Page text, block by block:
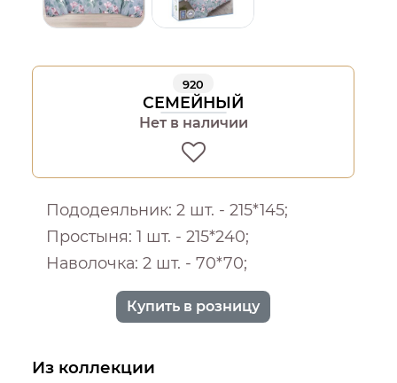
920
СЕМЕЙНЫЙ
Нет в наличии
Пододеяльник: 2 шт. - 215*145;
Простыня: 1 шт. - 215*240;
Наволочка: 2 шт. - 70*70;
Купить в розницу
Из коллекции